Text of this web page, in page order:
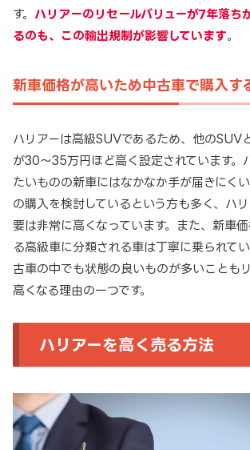
す。 ハリアーのリセールバリューが7年落ち
るのも、この輸出規制が影響しています。
新車価格が高いため中古車で購入す
ハリアーは高級SUVであるため、他のSUV
が30～35万円ほど高く設定されています。
たいものの新車にはなかなか手が届きにく
の購入を検討しているという方も多く、ハ
要は非常に高くなっています。また、新車
る高級車に分類される車は丁寧に乗られて
古車の中でも状態の良いものが多いことも
高くなる理由の一つです。
ハリアーを高く売る方法